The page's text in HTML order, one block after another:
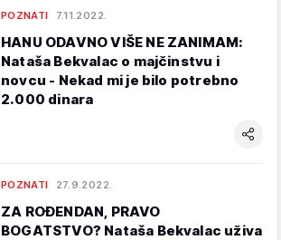
POZNATI 7.11.2022.
HANU ODAVNO VIŠE NE ZANIMAM:
Nataša Bekvalac o majčinstvu i
novcu - Nekad mi je bilo potrebno
2.000 dinara
POZNATI 27.9.2022.
ZA ROĐENDAN, PRAVO
BOGATSTVO? Nataša Bekvalac uživa